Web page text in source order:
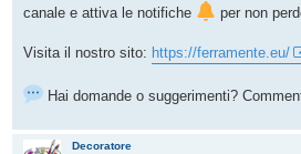
canale e attiva le notifiche
per non
Visita il nostro sito: https://ferramente.eu/
Hai domande o suggerimenti?
Decoratore